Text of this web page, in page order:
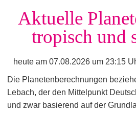
Aktuelle
tropisch und
heute am 07.08.2026 um 23:15
Die Planetenberechnungen
Lebach, der den Mittelpunkt
und zwar basierend auf der